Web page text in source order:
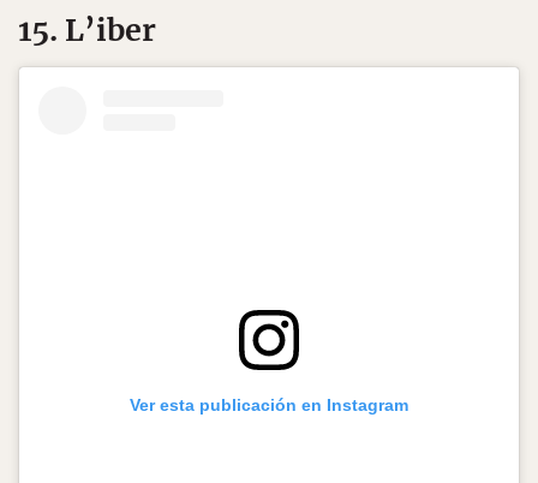
15. L’iber
Ver esta publicación en Instagram